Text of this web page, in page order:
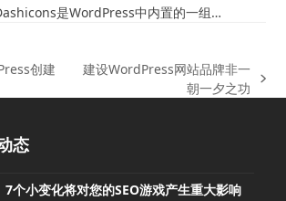
是WordPress中内置的一组…
创建
建设WordPress网站品牌非一
朝一夕之功
态
7个小变化将对您的SEO游戏产生重大影响